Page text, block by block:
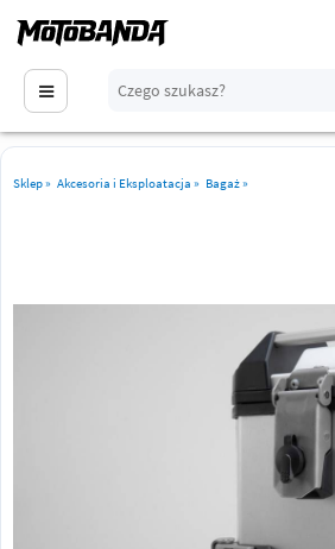
Sklep» Akcesoria i Eksploatacja » Bagaż»